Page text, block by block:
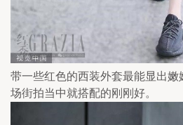
带一些红色的西装外套最能显出
场街拍当中就搭配的刚刚好。